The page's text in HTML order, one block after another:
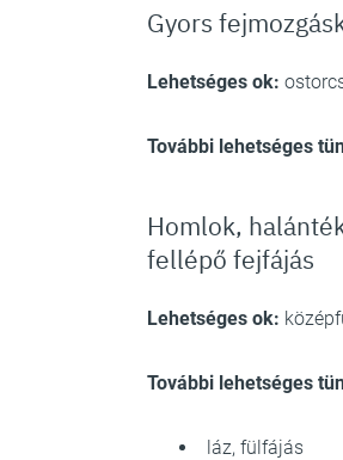
Gyors
Lehetséges ok:
További lehetséges
Homlok,
fellépő fejfájás
Lehetséges ok:
További lehetséges
láz, fülfájás